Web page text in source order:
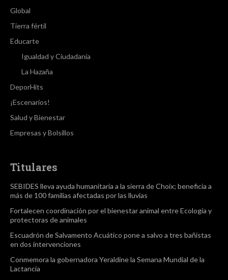
Global
Tierra fértil
Educarte
Igualdad y Ciudadanía
La Hazaña
DeporHits
¡Escenarios!
Salud y Bienestar
Empresas y Bolsillos
Titulares
SEBIDES lleva ayuda humanitaria a la sierra de Choix; beneficia a
más de 100 familias afectadas por las lluvias
Fortalecen coordinación por el bienestar animal entre Ecología y
protectoras de animales
Escuadrón de Salvamento Acuático pone a salvo a tres bañistas
en dos intervenciones
Conmemora la gobernadora Yeraldine la Semana Mundial de la
Lactancia